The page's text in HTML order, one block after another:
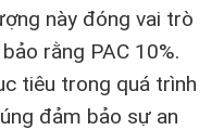
này đóng vai trò
rằng PAC 10%.
tiêu trong quá trình
đảm bảo sự an